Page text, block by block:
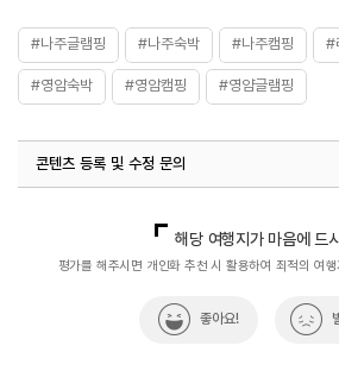
#나주글램핑 #나주숙박 #나주캠핑 #
#영암숙박 #영암캠핑 #영얌글램핑
콘텐츠 등록 및 수정 문의
해당 여행지가 마음에 드
평가를 해주시면 개인화 추천 시 활용하여 최적의 여
좋아요!